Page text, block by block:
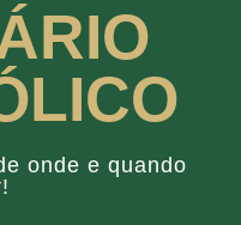
onde e quando